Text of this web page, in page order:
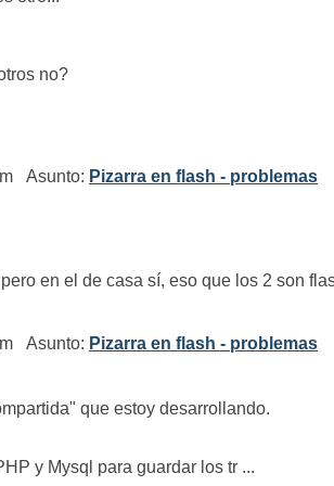
no?
Asunto: Pizarra en flash - problemas
en el de casa sí, eso que los 2 son
Asunto: Pizarra en flash - problemas
que estoy desarrollando.
y Mysql para guardar los tr ...